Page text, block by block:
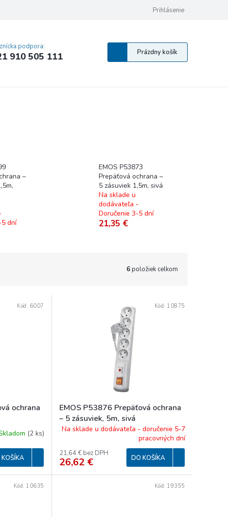
Vyhlásenie o prístupnosti
Prihlásenie
podpora:
910 505 111
Nákupný
košík
Prázdny košík
–
dní
EMOS P53873
Prepäťová ochrana –
5 zásuviek 1,5m, sivá
Na sklade u
dodávateľa -
Doručenie 3-5 dní
21,35 €
6položiek celkom
ochrana
(2 ks)
Kód: 6007
EMOS P53876 Prepäťová ochrana
– 5 zásuviek, 5m, sivá
Na sklade u dodávateľa - doručenie 5-7
pracovných dní
21,64 € bez DPH
26,62 € DO KOŠÍKA
Kód: 10875
Kód: 10635 Kód: 19355